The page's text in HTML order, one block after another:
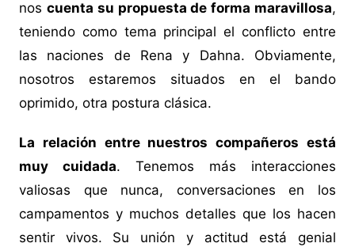
nos cuenta su propuesta de forma maravillosa,
teniendo como tema principal el conflicto entre
las naciones de Rena y Dahna. Obviamente,
nosotros estaremos situados en el bando
oprimido, otra postura clásica.
La relación entre nuestros compañeros está
muy cuidada. Tenemos más interacciones
valiosas que nunca, conversaciones en los
campamentos y muchos detalles que los hacen
sentir vivos. Su unión y actitud está genial